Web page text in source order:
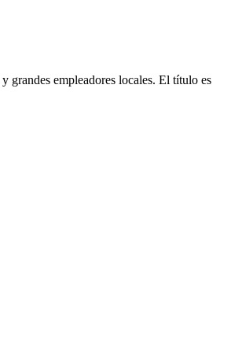
grandes empleadores locales. El título es